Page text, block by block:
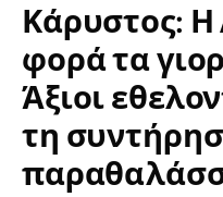
Κάρυστος: Η
φορά τα
Άξιοι
τη